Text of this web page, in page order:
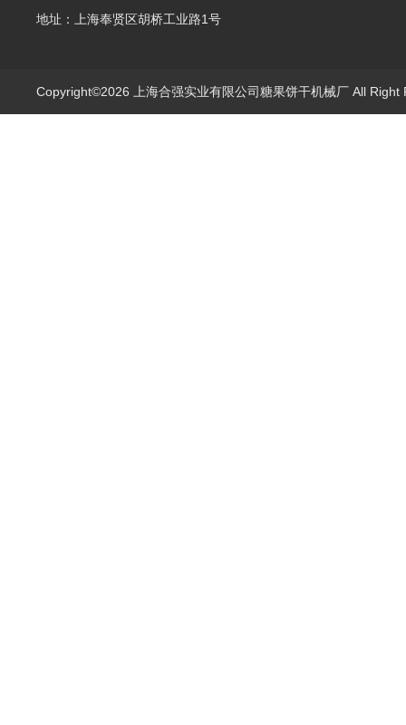
地址：上海奉贤区胡桥工业路1号
Copyright©2026 上海合强实业有限公司糖果饼干机械厂 All